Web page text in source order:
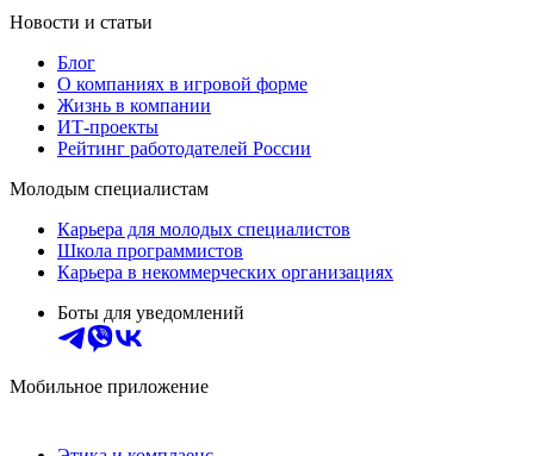
Новости и статьи
Блог
О компаниях в игровой форме
Жизнь в компании
ИТ-проекты
Рейтинг работодателей России
Молодым специалистам
Карьера для молодых специалистов
Школа программистов
Карьера в некоммерческих организациях
Боты для уведомлений
Мобильное приложение